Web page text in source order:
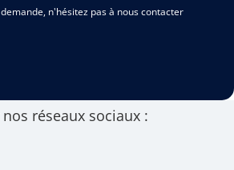
n'hésitez pas à nous contacter
réseaux sociaux :